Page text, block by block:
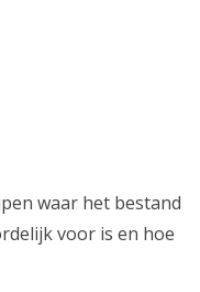
waar het bestand
voor is en hoe